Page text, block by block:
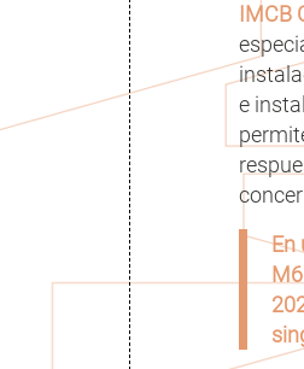
IMCB
e
En